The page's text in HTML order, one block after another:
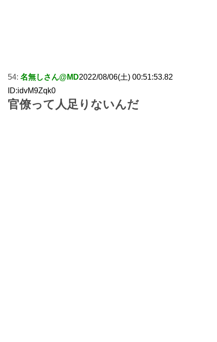
54: 名無しさん@MD2022/08/06(土) 00:51:53.82
ID:idvM9Zqk0
官僚って人足りないんだ